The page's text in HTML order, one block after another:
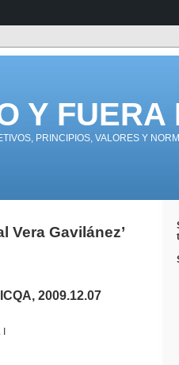
Y FUERA
PRINCIPIOS, VALORES Y
Vera Gavilánez’
2009.12.07